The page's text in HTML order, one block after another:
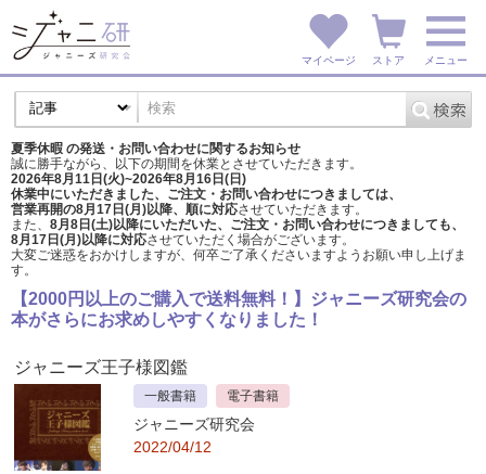
マイページ ストア メニュー
夏季休暇 の発送・お問い合わせに関するお知らせ
誠に勝手ながら、以下の期間を休業とさせていただきます。
2026年8月11日(火)~2026年8月16日(日)
休業中にいただきました、ご注文・お問い合わせにつきましては、
営業再開の8月17日(月)以降、順に対応させていただきます。
また、 8月8日(土)以降にいただいた、ご注文・ お問い合わせにつきましても、
8月17日(月)以降に対応させていただく場合がございます。
大変ご迷惑をおかけしますが、 何卒ご了承くださいますようお願い申し上げま
す。
【2000円以上のご購入で送料無料！】ジャニーズ研究会の
本がさらにお求めしやすくなりました！
ジャニーズ王子様図鑑
一般書籍 電子書籍
ジャニーズ研究会
2022/04/12